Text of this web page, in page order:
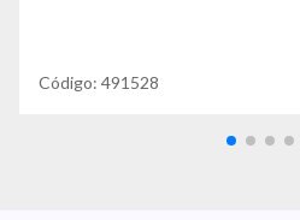
Código: 491528